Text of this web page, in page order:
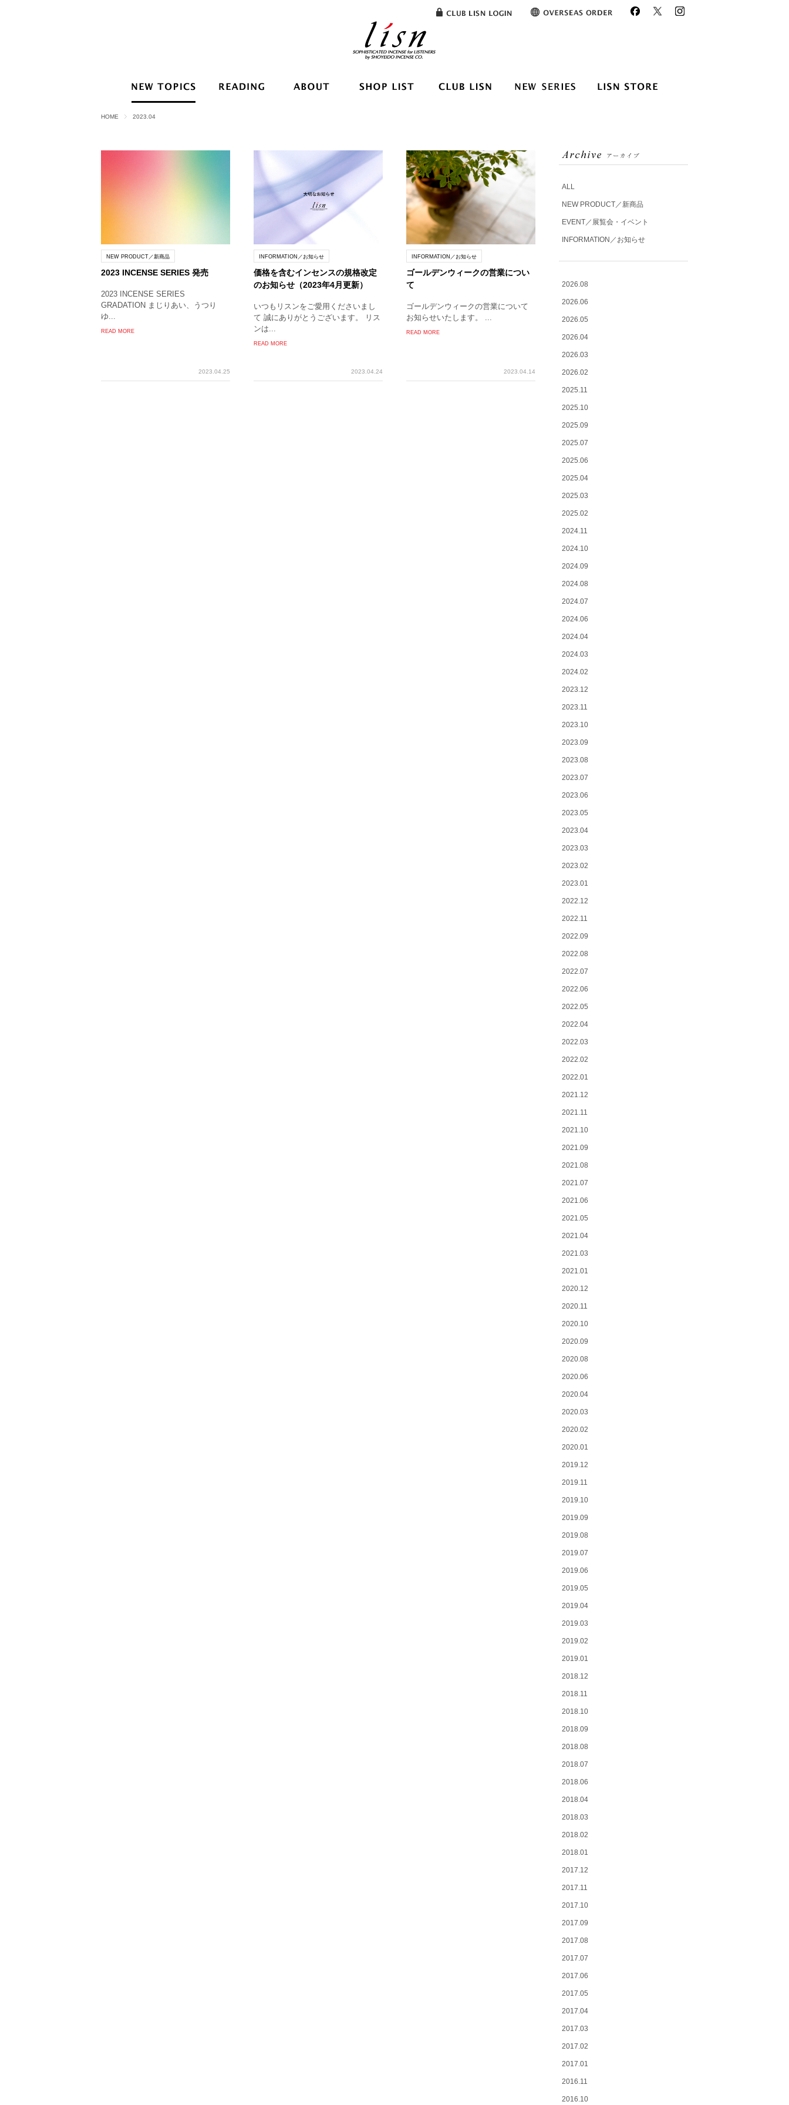
HOME 2023.04
NEW PRODUCT／新商品
2023 INCENSE SERIES 発売
2023 INCENSE SERIES
GRADATION まじりあい、うつり
ゆ...
READ MORE
2023.04.25
INFORMATION／お知らせ
価格を含むインセンスの規格改定
のお知らせ（2023年4月更新）
いつもリスンをご愛用くださいまし
て 誠にありがとうございます。 リス
ンは...
READ MORE
2023.04.24
INFORMATION／お知らせ
ゴールデンウィークの営業につい
て
ゴールデンウィークの営業について
お知らせいたします。 ...
READ MORE
2023.04.14
ALL
NEW PRODUCT／新商品
EVENT／展覧会・イベント
INFORMATION／お知らせ
2026.08
2026.06
2026.05
2026.04
2026.03
2026.02
2025.11
2025.10
2025.09
2025.07
2025.06
2025.04
2025.03
2025.02
2024.11
2024.10
2024.09
2024.08
2024.07
2024.06
2024.04
2024.03
2024.02
2023.12
2023.11
2023.10
2023.09
2023.08
2023.07
2023.06
2023.05
2023.04
2023.03
2023.02
2023.01
2022.12
2022.11
2022.09
2022.08
2022.07
2022.06
2022.05
2022.04
2022.03
2022.02
2022.01
2021.12
2021.11
2021.10
2021.09
2021.08
2021.07
2021.06
2021.05
2021.04
2021.03
2021.01
2020.12
2020.11
2020.10
2020.09
2020.08
2020.06
2020.04
2020.03
2020.02
2020.01
2019.12
2019.11
2019.10
2019.09
2019.08
2019.07
2019.06
2019.05
2019.04
2019.03
2019.02
2019.01
2018.12
2018.11
2018.10
2018.09
2018.08
2018.07
2018.06
2018.04
2018.03
2018.02
2018.01
2017.12
2017.11
2017.10
2017.09
2017.08
2017.07
2017.06
2017.05
2017.04
2017.03
2017.02
2017.01
2016.11
2016.10